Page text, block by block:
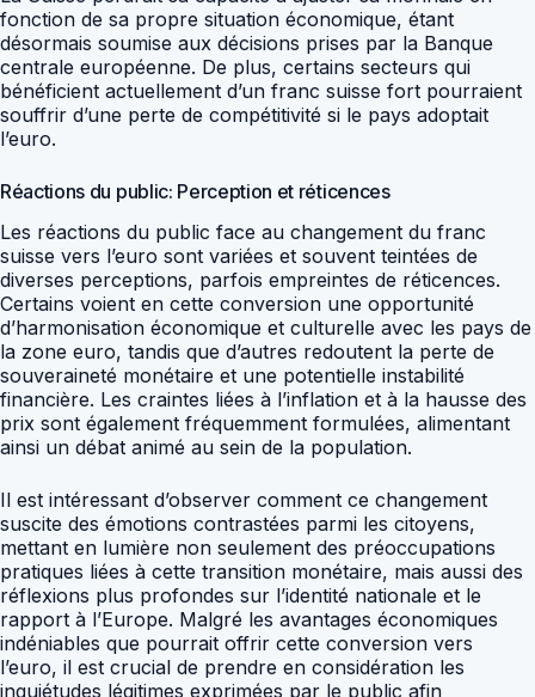
fonction de sa propre situation économique, étant
désormais soumise aux décisions prises par la Banque
centrale européenne. De plus, certains secteurs qui
bénéficient actuellement d’un franc suisse fort pourraient
souffrir d’une perte de compétitivité si le pays adoptait
l’euro.
Réactions du public: Perception et réticences
Les réactions du public face au changement du franc
suisse vers l’euro sont variées et souvent teintées de
diverses perceptions, parfois empreintes de réticences.
Certains voient en cette conversion une opportunité
d’harmonisation économique et culturelle avec les pays de
la zone euro, tandis que d’autres redoutent la perte de
souveraineté monétaire et une potentielle instabilité
financière. Les craintes liées à l’inflation et à la hausse des
prix sont également fréquemment formulées, alimentant
ainsi un débat animé au sein de la population.
Il est intéressant d’observer comment ce changement
suscite des émotions contrastées parmi les citoyens,
mettant en lumière non seulement des préoccupations
pratiques liées à cette transition monétaire, mais aussi des
réflexions plus profondes sur l’identité nationale et le
rapport à l’Europe. Malgré les avantages économiques
indéniables que pourrait offrir cette conversion vers
l’euro, il est crucial de prendre en considération les
inquiétudes légitimes exprimées par le public afin